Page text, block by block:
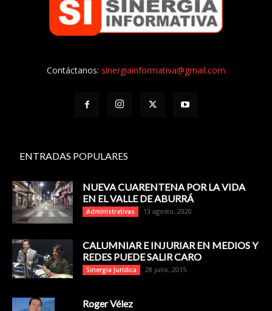
Contáctanos: sinergiainformativa@gmail.com
ENTRADAS POPULARES
NUEVA CUARENTENA POR LA VIDA
EN EL VALLE DE ABURRÁ
Administrativas 13 agosto, 2020
CALUMNIAR E INJURIAR EN MEDIOS Y
REDES PUEDE SALIR CARO
Sinergia Jurídica 28 julio, 2015
Roger Vélez